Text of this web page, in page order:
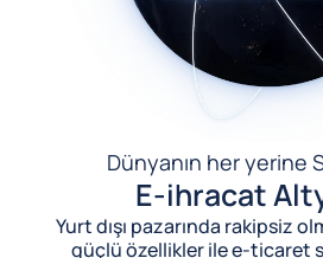
Dünyanın her yerine
E-ihracat
Yurt dışı pazarında rakipsiz
güçlü özellikler ile e-ticaret